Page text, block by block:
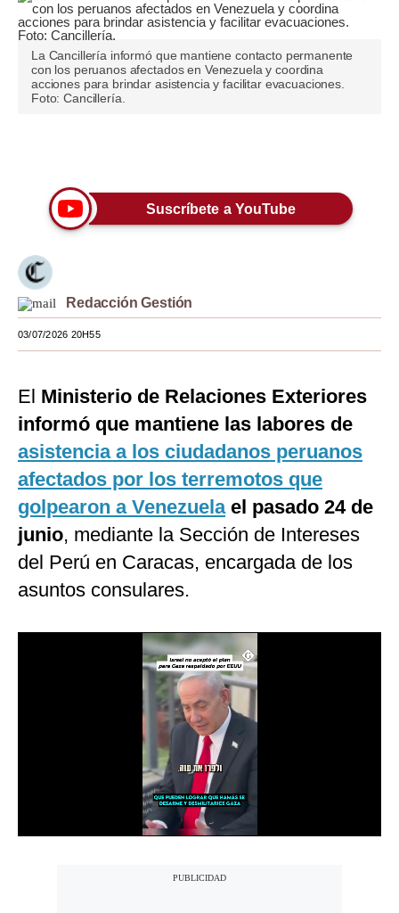
Tendencias
Lujo
Viajes
Mundo
México
España
Internacional
Tecnología
Club del Suscriptor
Mix
G de Gestión
Notas Contratadas
Podcast
Y
La Cancillería informó que mantiene contacto permanente
con los peruanos afectados en Venezuela y coordina
acciones para brindar asistencia y facilitar evacuaciones.
Foto: Cancillería.
Suscríbete a YouTube
Redacción Gestión
03/07/2026 20H55
El Ministerio de Relaciones Exteriores
informó que mantiene las labores de
asistencia a los ciudadanos peruanos
afectados por los terremotos que
golpearon a Venezuelael pasado 24 de
junio, mediante la Sección de Intereses
del Perú en Caracas, encargada de los
asuntos consulares.